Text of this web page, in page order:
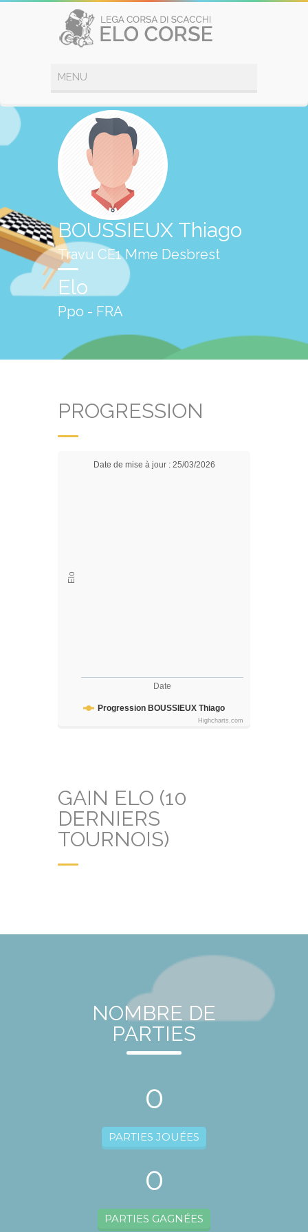
BOUSSIEUX Thiago
Travu CE1 Mme Desbrest
Elo
Ppo - FRA
PROGRESSION
Date
Elo
Date de mise à jour : 25/03/2026
Progression BOUSSIEUX Thiago
Highcharts.com
GAIN ELO (10
DERNIERS
TOURNOIS)
NOMBRE DE
PARTIES
0
PARTIES JOUÉES
0
PARTIES GAGNÉES